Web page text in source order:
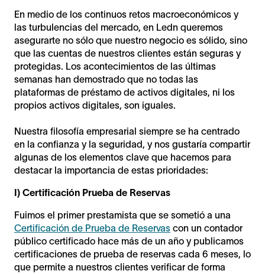
En medio de los continuos retos macroeconómicos y
las turbulencias del mercado, en Ledn queremos
asegurarte no sólo que nuestro negocio es sólido, sino
que las cuentas de nuestros clientes están seguras y
protegidas. Los acontecimientos de las últimas
semanas han demostrado que no todas las
plataformas de préstamo de activos digitales, ni los
propios activos digitales, son iguales.
Nuestra filosofía empresarial siempre se ha centrado
en la confianza y la seguridad, y nos gustaría compartir
algunas de los elementos clave que hacemos para
destacar la importancia de estas prioridades:
I) Certificación Prueba de Reservas
Fuimos el primer prestamista que se sometió a una
Certificación de Prueba de Reservas con un contador
público certificado hace más de un año y publicamos
certificaciones de prueba de reservas cada 6 meses, lo
que permite a nuestros clientes verificar de forma